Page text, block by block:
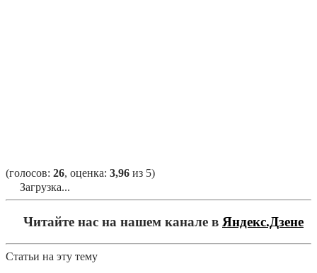
(голосов: 26, оценка: 3,96 из 5)
Загрузка...
Читайте нас на нашем канале в Яндекс.Дзене
Статьи на эту тему